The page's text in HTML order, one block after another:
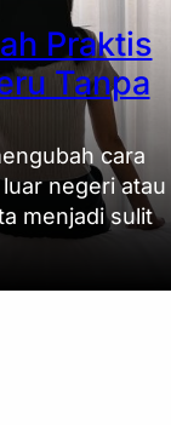
Praktis
Tanpa
cara
negeri atau
menjadi sulit